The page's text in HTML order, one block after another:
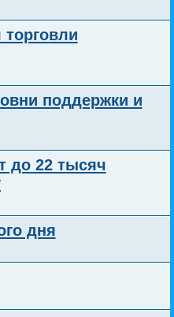
поддержки и
до 22 тысяч
дня